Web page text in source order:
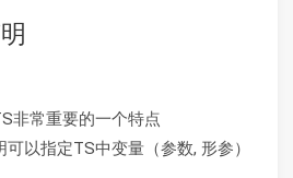
非常重要的一个特点
以指定TS中变量（参数, 形参）